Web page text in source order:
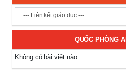
QUỐC PHÒNG
Không có bài viết nào.